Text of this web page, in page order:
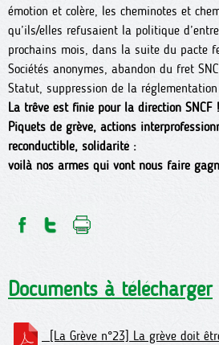
émotion et colère, les cheminotes et
qu’ils/elles refusaient la politique
prochains mois, dans la suite du pacte
Sociétés anonymes, abandon du fret
Statut, suppression de la
La trêve est finie pour la direction SNCF !
Piquets de grève, actions
reconductible, solidarité :
voilà nos armes qui vont nous faire
Documents à télécharger
[La Grève n°23] La grève doit